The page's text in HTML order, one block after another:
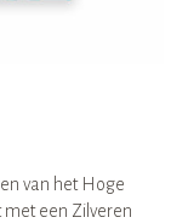
van het Hoge
een Zilveren